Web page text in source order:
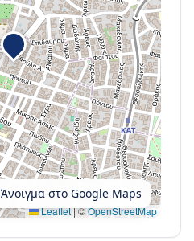
Leaflet|©OpenStreetMap
Άνοιγμα στο Google Maps